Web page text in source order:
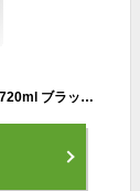
スケーター(Skater) ラク軽 軽い 弁当箱 L レンジ対応 720ml ブラック シール容器 保存容器 黒 XPM5